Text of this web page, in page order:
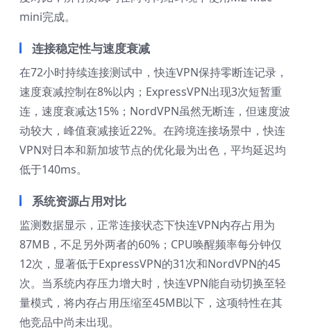
mini完成。
连接稳定性与速度衰减
在72小时持续连接测试中，快连VPN保持零断连记录，
速度衰减控制在8%以内；ExpressVPN出现3次短暂重
连，速度衰减达15%；NordVPN虽然无断连，但速度波
动较大，峰值衰减接近22%。在跨境连接场景中，快连
VPN对日本和新加坡节点的优化最为出色，平均延迟均
低于140ms。
系统资源占用对比
监测数据显示，正常连接状态下快连VPN内存占用为
87MB，不足另外两者的60%；CPU唤醒频率每分钟仅
12次，显著低于ExpressVPN的31次和NordVPN的45
次。当系统内存压力增大时，快连VPN能自动切换至轻
量模式，将内存占用压缩至45MB以下，这项特性在其
他竞品中尚未出现。